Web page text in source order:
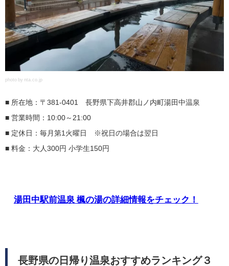
photo by nta.co.jp
■ 所在地：〒381-0401 長野県下高井郡山ノ内町湯田中温泉
■ 営業時間：10:00～21:00
■ 定休日：毎月第1火曜日 ※祝日の場合は翌日
■ 料金：大人300円 小学生150円
湯田中駅前温泉 楓の湯の詳細情報をチェック！
長野県の日帰り温泉おすすめランキング３